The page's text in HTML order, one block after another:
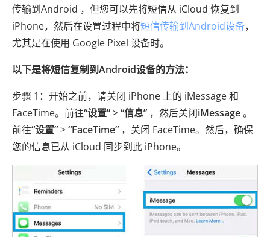
传输到Android ，但您可以先将短信从 iCloud 恢复到
iPhone，然后在设置过程中将短信传输到Android设备，
尤其是在使用 Google Pixel 设备时。
以下是将短信复制到Android设备的方法：
步骤 1：开始之前，请关闭 iPhone 上的 iMessage 和
FaceTime。前往“设置”>“信息” ，然后关闭iMessage。
前往“设置”>“FaceTime” ，关闭 FaceTime。然后，确保
您的信息已从 iCloud 同步到此 iPhone。